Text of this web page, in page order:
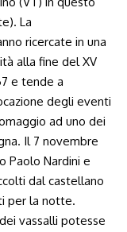
La
ricercate in una
alla fine del XV
e tende a
degli eventi
ad uno dei
Il 7 novembre
Paolo Nardini e
dal castellano
per la notte.
vassalli potesse